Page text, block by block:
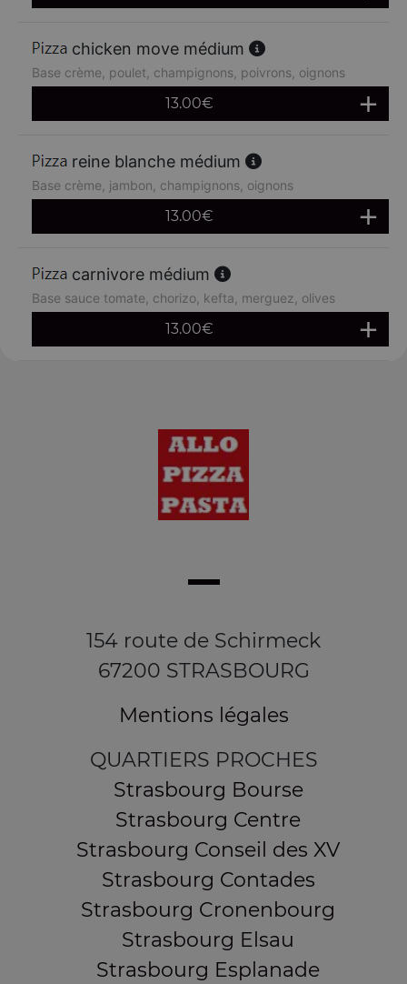
chicken move médium
Base crème, poulet, champignons, poivrons, oignons
13.00€
reine blanche médium
Base crème, jambon, champignons, oignons
13.00€
carnivore médium
Base sauce tomate, chorizo, kefta, merguez, olives
13.00€
154 route de Schirmeck
67200 STRASBOURG
Mentions légales
QUARTIERS PROCHES
Strasbourg Bourse
Strasbourg Centre
Strasbourg Conseil des XV
Strasbourg Contades
Strasbourg Cronenbourg
Strasbourg Elsau
Strasbourg Esplanade